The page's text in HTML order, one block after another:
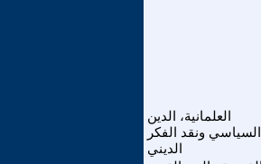
العلمانية، الدين
السياسي ونقد الفكر
الديني